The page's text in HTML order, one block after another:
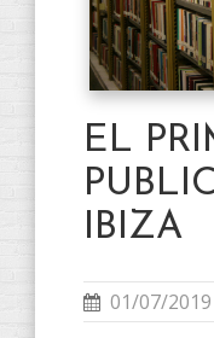
EL
IBIZA
01/07/2019